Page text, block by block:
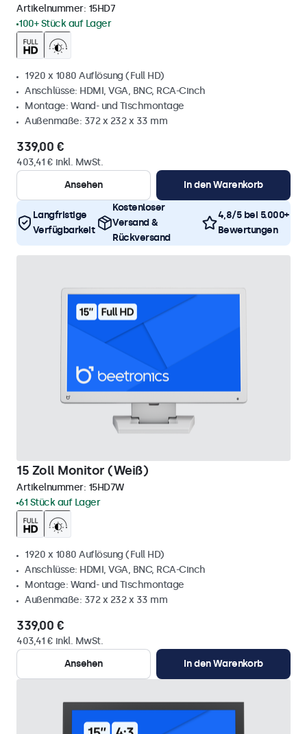
Artikelnummer: 15HD7
100+ Stück auf Lager
1920 x 1080 Auflösung (Full HD)
Anschlüsse: HDMI, VGA, BNC, RCA-Cinch
Montage: Wand- und Tischmontage
Außenmaße: 372 x 232 x 33 mm
339,00 €
403,41 € inkl. MwSt.
Ansehen
In den Warenkorb
Langfristige
Verfügbarkeit
Kostenloser
Versand &
Rückversand
4,8/5 bei 5.000+
Bewertungen
15 Zoll Monitor (Weiß)
Artikelnummer: 15HD7W
61 Stück auf Lager
1920 x 1080 Auflösung (Full HD)
Anschlüsse: HDMI, VGA, BNC, RCA-Cinch
Montage: Wand- und Tischmontage
Außenmaße: 372 x 232 x 33 mm
339,00 €
403,41 € inkl. MwSt.
Ansehen
In den Warenkorb